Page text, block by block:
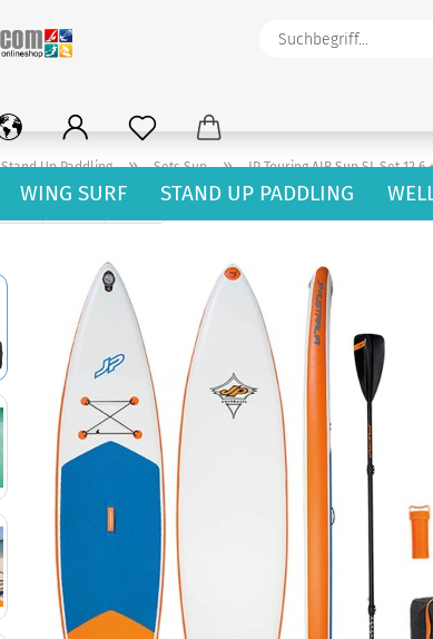
WING SURF STAND UP PADDLING
Stand Up Paddling » Sets Sup » JP Touring AIR Sup SL Set